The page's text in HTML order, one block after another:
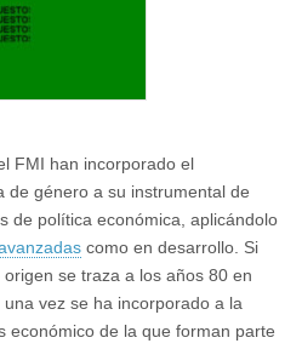
FMI han incorporado el
de género a su instrumental de
de política económica, aplicándolo
como en desarrollo. Si
se traza a los años 80 en
una vez se ha incorporado a la
económico de la que forman parte